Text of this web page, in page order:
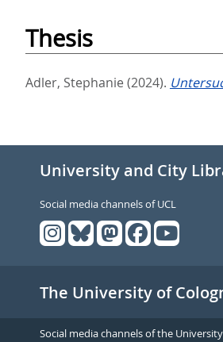
Thesis
Adler, Stephanie (2024).
University and City
Social media channels of UCL
The University of
Social media channels of the